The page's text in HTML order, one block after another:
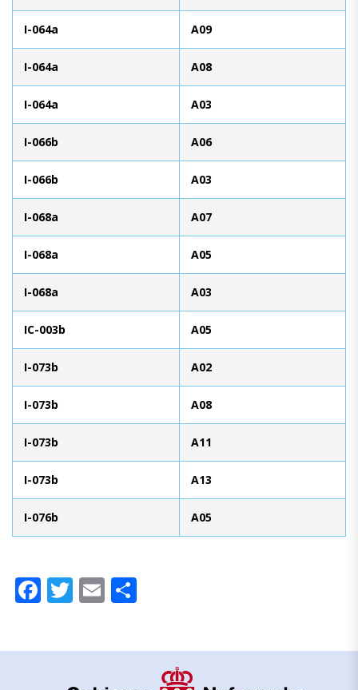
I-064a A09
I-064a A08
I-064a A03
I-066b A06
I-066b A03
I-068a A07
I-068a A05
I-068a A03
IC-003b A05
I-073b A02
I-073b A08
I-073b A11
I-073b A13
I-076b A05
Facebook
Twitter
Email